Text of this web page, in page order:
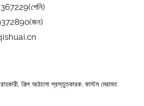
(পেনি)
(জন)
শিল্প আঠালো প্রস্তুতকারক, কাস্টম মেরামত